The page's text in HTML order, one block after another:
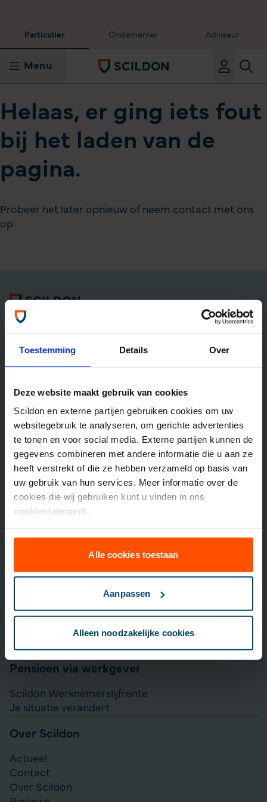
Toestemming Details Over
Deze website maakt gebruik van cookies
Scildon en externe partijen gebruiken cookies om uw
websitegebruik te analyseren, om gerichte advertenties
te tonen en voor social media. Externe partijen kunnen de
gegevens combineren met andere informatie die u aan ze
heeft verstrekt of die ze hebben verzameld op basis van
uw gebruik van hun services. Meer informatie over de
cookies die wij gebruiken kunt u vinden in ons
cookiestatement.
Alle cookies toestaan
Aanpassen
Alleen noodzakelijke cookies
Particulier Ondernemer Adviseur
Menu
Helaas, er ging iets fout
bij het laden van de
pagina.
Probeer het later opnieuw of neem contact met ons
op.
Algemene informatie
Scildon Lifestyle ORV
Lifestyle Hypotheek ORV
Lifestyle Stoppen met Roken ORV
Scildon Huur ORV
Scildon Compagnonsverzekering
Beleggen
Vergelijk beleggingsfondsen
Lijfrente opbouwen
Particulier Pensioen Plan
Scildon Easy B
Direct Ingaande Lijfrente
Pensioen via werkgever
Scildon Werknemerslijfrente
Je situatie verandert
Over Scildon
Actueel
Contact
Over Scildon